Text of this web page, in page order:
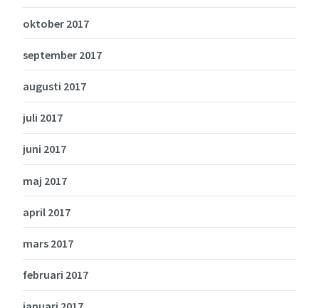
oktober 2017
september 2017
augusti 2017
juli 2017
juni 2017
maj 2017
april 2017
mars 2017
februari 2017